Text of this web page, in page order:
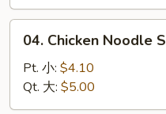
Soup
云
Chicken
Noodle
Soup
鸡
04. Chicken Noodle
Pt. 小: $4.10
Qt. 大: $5.00